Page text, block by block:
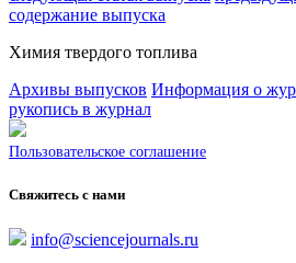
содержание выпуска
Химия твердого топлива
Архивы выпусков Информация о
рукопись в журнал
Пользовательское соглашение
Свяжитесь с нами
info@sciencejournals.ru